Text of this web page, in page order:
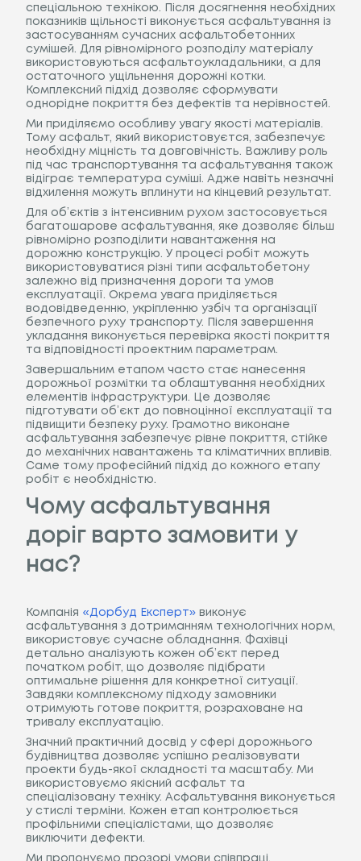
спеціальною технікою. Після досягнення необхідних
показників щільності виконується асфальтування із
застосуванням сучасних асфальтобетонних
сумішей. Для рівномірного розподілу матеріалу
використовуються асфальтоукладальники, а для
остаточного ущільнення дорожні котки.
Комплексний підхід дозволяє сформувати
однорідне покриття без дефектів та нерівностей.
Ми приділяємо особливу увагу якості матеріалів.
Тому асфальт, який використовуєтся, забезпечує
необхідну міцність та довговічність. Важливу роль
під час транспортування та асфальтування також
відіграє температура суміші. Адже навіть незначні
відхилення можуть вплинути на кінцевий результат.
Для об’єктів з інтенсивним рухом застосовується
багатошарове асфальтування, яке дозволяє більш
рівномірно розподілити навантаження на
дорожню конструкцію. У процесі робіт можуть
використовуватися різні типи асфальтобетону
залежно від призначення дороги та умов
експлуатації. Окрема увага приділяється
водовідведенню, укріпленню узбіч та організації
безпечного руху транспорту. Після завершення
укладання виконується перевірка якості покриття
та відповідності проектним параметрам.
Завершальним етапом часто стає нанесення
дорожньої розмітки та облаштування необхідних
елементів інфраструктури. Це дозволяє
підготувати об’єкт до повноцінної експлуатації та
підвищити безпеку руху. Грамотно виконане
асфальтування забезпечує рівне покриття, стійке
до механічних навантажень та кліматичних впливів.
Саме тому професійний підхід до кожного етапу
робіт є необхідністю.
Чому асфальтування
доріг варто замовити у
нас?
Компанія «Дорбуд Експерт» виконує
асфальтування з дотриманням технологічних норм,
використовує сучасне обладнання. Фахівці
детально аналізують кожен об’єкт перед
початком робіт, що дозволяє підібрати
оптимальне рішення для конкретної ситуації.
Завдяки комплексному підходу замовники
отримують готове покриття, розраховане на
тривалу експлуатацію.
Значний практичний досвід у сфері дорожнього
будівництва дозволяє успішно реалізовувати
проекти будь-якої складності та масштабу. Ми
використовуємо якісний асфальт та
спеціалізовану техніку. Асфальтування виконується
у стислі терміни. Кожен етап контролюється
профільними спеціалістами, що дозволяє
виключити дефекти.
Ми пропонуємо прозорі умови співпраці.